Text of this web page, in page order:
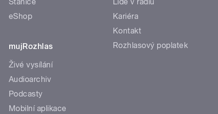
eShop
mujRozhlas
Živé vysílání
Audioarchiv
Podcasty
Mobilní aplikace
Kariéra
Kontakt
Rozhlasový poplatek